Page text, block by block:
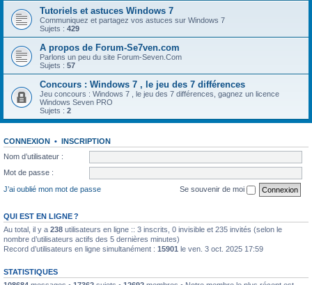
Tutoriels et astuces Windows 7
Communiquez et partagez vos astuces sur Windows 7
Sujets : 429
A propos de Forum-Se7ven.com
Parlons un peu du site Forum-Seven.Com
Sujets : 57
Concours : Windows 7 , le jeu des 7 différences
Jeu concours : Windows 7 , le jeu des 7 différences, gagnez un licence
Windows Seven PRO
Sujets : 2
CONNEXION • INSCRIPTION
Nom d’utilisateur :
Mot de passe :
J’ai oublié mon mot de passe
Se souvenir de moi
QUI EST EN LIGNE ?
Au total, il y a 238 utilisateurs en ligne :: 3 inscrits, 0 invisible et 235 invités (selon le
nombre d’utilisateurs actifs des 5 dernières minutes)
Record d’utilisateurs en ligne simultanément : 15901 le ven. 3 oct. 2025 17:59
STATISTIQUES